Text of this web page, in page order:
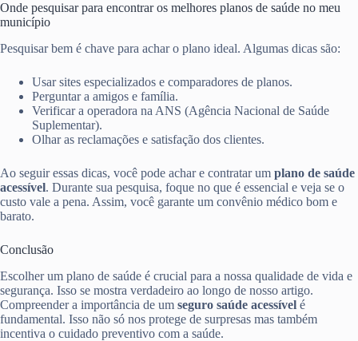
Onde pesquisar para encontrar os melhores planos de saúde no meu
município
Pesquisar bem é chave para achar o plano ideal. Algumas dicas são:
Usar sites especializados e comparadores de planos.
Perguntar a amigos e família.
Verificar a operadora na ANS (Agência Nacional de Saúde
Suplementar).
Olhar as reclamações e satisfação dos clientes.
Ao seguir essas dicas, você pode achar e contratar um plano de saúde
acessível. Durante sua pesquisa, foque no que é essencial e veja se o
custo vale a pena. Assim, você garante um convênio médico bom e
barato.
Conclusão
Escolher um plano de saúde é crucial para a nossa qualidade de vida e
segurança. Isso se mostra verdadeiro ao longo de nosso artigo.
Compreender a importância de um seguro saúde acessível é
fundamental. Isso não só nos protege de surpresas mas também
incentiva o cuidado preventivo com a saúde.